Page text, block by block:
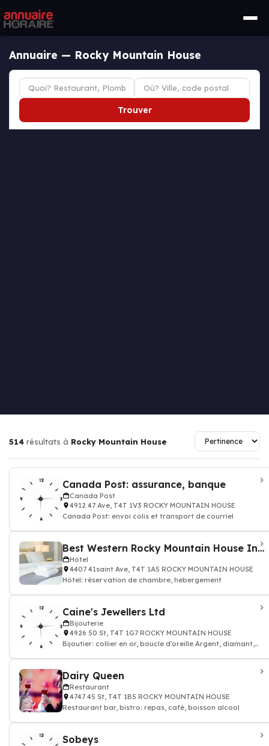
Annuaire — Rocky Mountain House
Trouver
514 résultats à Rocky Mountain House
Canada Post: assurance, banque
Canada Post
4912 47 Ave, T4T 1V3 ROCKY MOUNTAIN HOUSE
Canada Post: envoi colis et transport de courriel
Best Western Rocky Mountain House Inn & Suites
Hôtel
4407 41saint Ave, T4T 1A5 ROCKY MOUNTAIN HOUSE
Hôtel: réservation de chambre, hebergement
Caine's Jewellers Ltd
Bijouterie
4926 50 St, T4T 1G7 ROCKY MOUNTAIN HOUSE
Bijoutier: collier en or, boucle d'oreille Argent, diamant,
Dairy Queen
Restaurant
4747 45 St, T4T 1B5 ROCKY MOUNTAIN HOUSE
Restaurant bar, bistro: repas, café, boisson alcool
Sobeys